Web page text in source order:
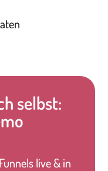
selbst:
live & in